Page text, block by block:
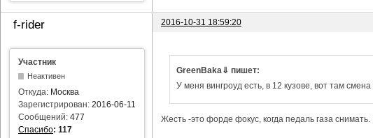
f-rider 2016-10-31 18:59:20
Участник
Неактивен
Откуда: Москва
Зарегистрирован: 2016-06-11
Сообщений: 477
Спасибо: 117
GreenBaka⇓ пишет:
У меня вингроуд есть, в 12 кузове, вот там
Жесть -это форде фокус, когда педаль газа